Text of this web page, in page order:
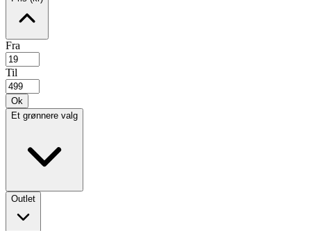
Fra
Til
Ok
Et grønnere valg
Outlet